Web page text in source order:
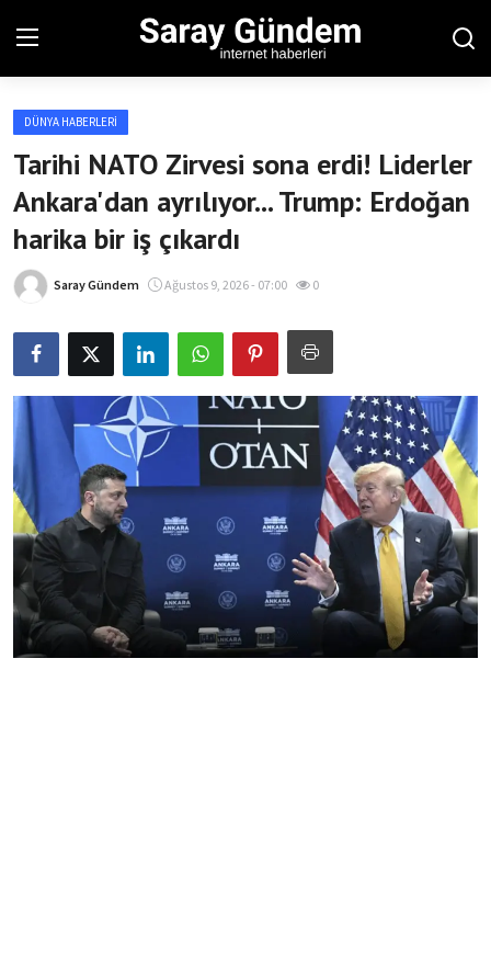
Ana Sayfa
Bölgesel
Son Dakika
Spor Haberleri
Teknoloji Haberleri
Magazin Haberleri
Dünya Haberleri
DÜNYA HABERLERI
Tarihi NATO Zirvesi sona erdi! Liderler
Ankara'dan ayrılıyor... Trump: Erdoğan
harika bir iş çıkardı
Saray Gündem Ağustos 9, 2026 - 07:00 0